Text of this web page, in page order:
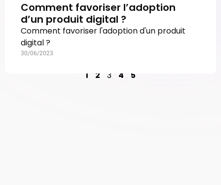
Comment favoriser l’adoption
d’un produit digital ?
Comment favoriser l'adoption d'un produit
digital ?
30/06/2023
1 2 3 4 5